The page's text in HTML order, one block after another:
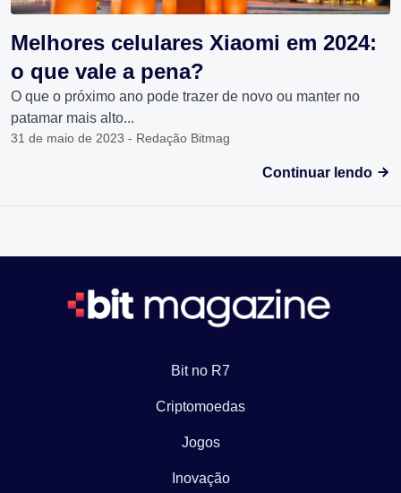
Melhores celulares Xiaomi em 2024:
o que vale a pena?
O que o próximo ano pode trazer de novo ou manter no
patamar mais alto...
31 de maio de 2023 - Redação Bitmag
Continuar lendo
Bit no R7
Criptomoedas
Jogos
Inovação